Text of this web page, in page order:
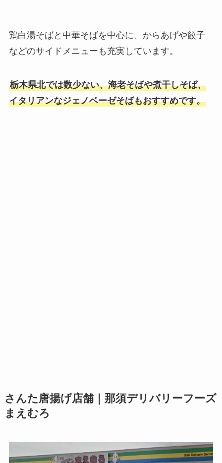
鶏白湯そばと中華そばを中心に、からあげや餃子
などのサイドメニューも充実しています。
栃木県北では数少ない、海老そばや煮干しそば、
イタリアンなジェノベーゼそばもおすすめです。
さんた唐揚げ店舗｜那須デリバリーフーズ
まえむろ